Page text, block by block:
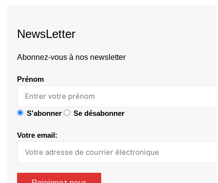
NewsLetter
Abonnez-vous à nos newsletter
Prénom
S'abonner Se désabonner
Votre email: